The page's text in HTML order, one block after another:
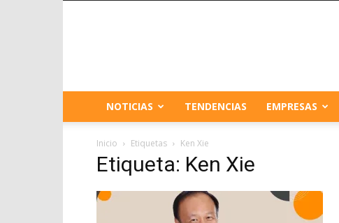
NOTICIAS TENDENCIAS EMPRESAS
Inicio Etiquetas Ken Xie
Etiqueta: Ken Xie